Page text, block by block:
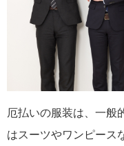
厄払いの服装は、一般
はスーツやワンピース